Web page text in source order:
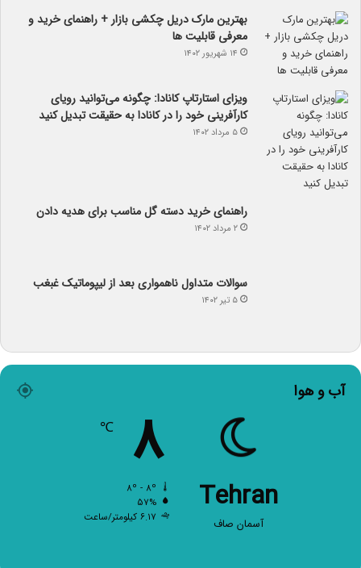
بهترین مارک دریل چکشی بازار + راهنمای خرید و
معرفی قابلیت ها
۱۴ شهریور ۱۴۰۲
ویزای استارتاپ کانادا: چگونه می‌توانید رویای
کارآفرینی خود را در کانادا به حقیقت تبدیل کنید
۵ مرداد ۱۴۰۲
راهنمای خرید دسته گل مناسب برای هدیه دادن
۲ مرداد ۱۴۰۲
سوالات متداول ناهمواری بعد از لیپوماتیک غبغب
۵ تیر ۱۴۰۲
آب و هوا
Tehran
آسمان صاف
۸
۵۷%
۶.۱۷ کیلومتر/ساعت